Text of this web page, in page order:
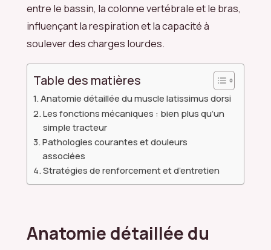
entre le bassin, la colonne vertébrale et le bras,
influençant la respiration et la capacité à
soulever des charges lourdes.
Table des matières
Anatomie détaillée du muscle latissimus dorsi
Les fonctions mécaniques : bien plus qu’un
simple tracteur
Pathologies courantes et douleurs
associées
Stratégies de renforcement et d’entretien
Anatomie détaillée du